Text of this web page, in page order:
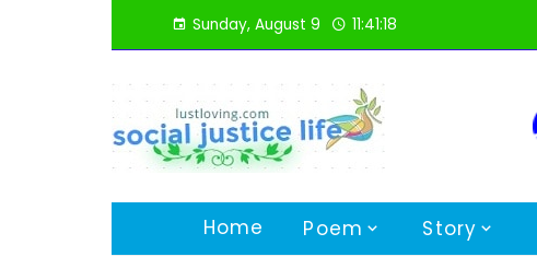
Sunday, August 9 11:41:19
Home Poem Story